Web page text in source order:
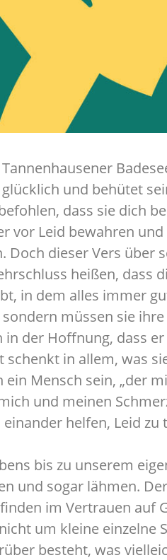
und behütet
dass sie dich
vor Leid bewahren
dieser Vers über
heißen, dass
in dem alles immer
müssen sie ihre
der Hoffnung, dass
in allem, was
Mensch sein, „der
und meinen
helfen, Leid zu
bis zu unserem
und sogar lähmen.
im Vertrauen auf
um kleine einzelne
besteht, was